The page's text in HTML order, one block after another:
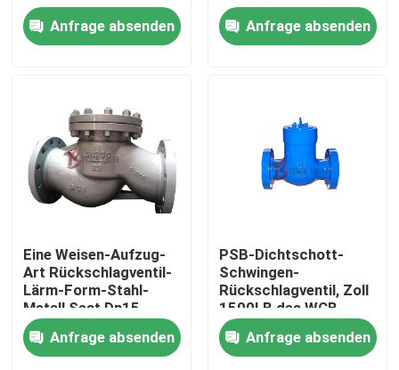
Produkte
Über uns
Fabrik-Ausflug
Qualitätskontrolle
900 Lb Flangen
geschmiedetes Ventil
NRV
Anfrage absenden
Ventile
Anfrage absenden
Eine Weisen-Aufzug-
Art Rückschlagventil-
Lärm-Form-Stahl-
Metall Seat Dn15 -
Dn400
Anfrage absenden
PSB-Dichtschott-
Schwingen-
Rückschlagventil, Zoll
1500LB des WCB-
Schwingen-nicht
Rückkehr-Ventil-3
Anfrage absenden